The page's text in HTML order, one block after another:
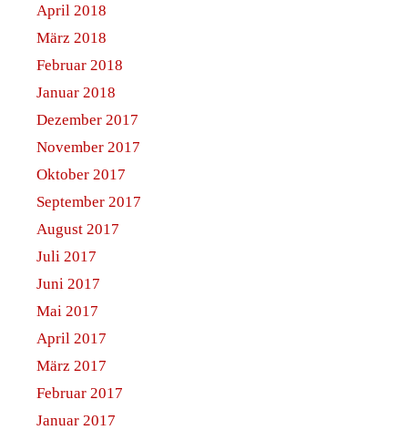
April 2018
März 2018
Februar 2018
Januar 2018
Dezember 2017
November 2017
Oktober 2017
September 2017
August 2017
Juli 2017
Juni 2017
Mai 2017
April 2017
März 2017
Februar 2017
Januar 2017